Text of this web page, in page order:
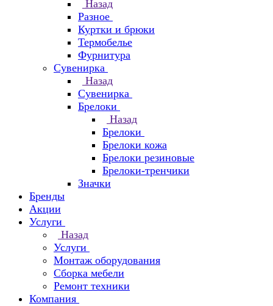
Назад
Разное
Куртки и брюки
Термобелье
Фурнитура
Сувенирка
Назад
Сувенирка
Брелоки
Назад
Брелоки
Брелоки кожа
Брелоки резиновые
Брелоки-тренчики
Значки
Бренды
Акции
Услуги
Назад
Услуги
Монтаж оборудования
Сборка мебели
Ремонт техники
Компания